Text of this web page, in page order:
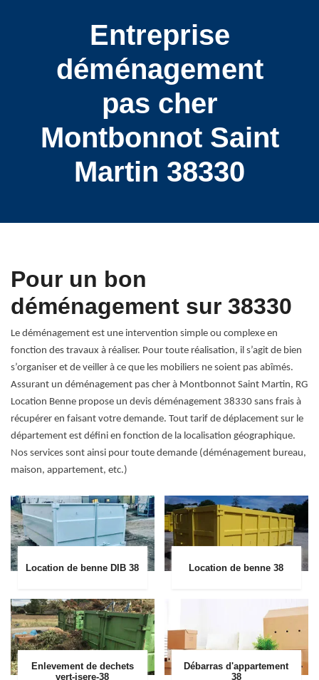
Entreprise
déménagement
pas cher
Montbonnot Saint
Martin 38330
Pour un bon
déménagement sur 38330
Le déménagement est une intervention simple ou complexe en
fonction des travaux à réaliser. Pour toute réalisation, il s’agit de bien
s’organiser et de veiller à ce que les mobiliers ne soient pas abîmés.
Assurant un déménagement pas cher à Montbonnot Saint Martin, RG
Location Benne propose un devis déménagement 38330 sans frais à
récupérer en faisant votre demande. Tout tarif de déplacement sur le
département est défini en fonction de la localisation géographique.
Nos services sont ainsi pour toute demande (déménagement bureau,
maison, appartement, etc.)
Location de benne DIB 38 Location de benne 38
Enlevement de dechets
vert-isere-38
Débarras d'appartement
38